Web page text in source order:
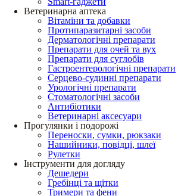
Ветеринарна аптека
Вітаміни та добавки
Протипаразитарні засоби
Дерматологічні препарати
Препарати для очей та вух
Препарати для суглобів
Гастроентерологічні препарати
Серцево-судинні препарати
Урологічні препарати
Стоматологічні засоби
Антибіотики
Ветеринарні аксесуари
Прогулянки і подорожі
Переноски, сумки, рюкзаки
Нашийники, повідці, шлеї
Рулетки
Інструменти для догляду
Дешедери
Гребінці та щітки
Тримери та фени